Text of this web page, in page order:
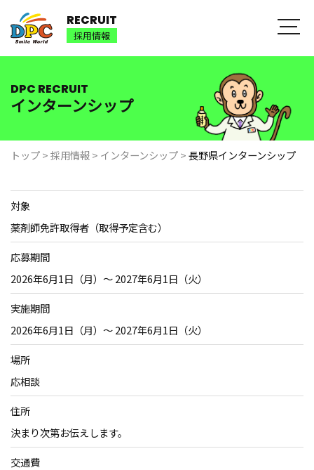
RECRUIT
採用情報
DPC RECRUIT
インターンシップ
トップ>採用情報> インターンシップ>長野県インターンシップ
対象
薬剤師免許取得者（取得予定含む）
応募期間
2026年6月1日（月）～ 2027年6月1日（火）
実施期間
2026年6月1日（月）～ 2027年6月1日（火）
場所
応相談
住所
決まり次第お伝えします。
交通費